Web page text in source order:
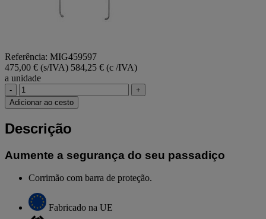
Referência: MIG459597
475,00 € (s/IVA) 584,25 € (c /IVA)
a unidade
-
+
Adicionar ao cesto
Descrição
Aumente a segurança do seu passadiço
Corrimão com barra de proteção.
Fabricado na UE